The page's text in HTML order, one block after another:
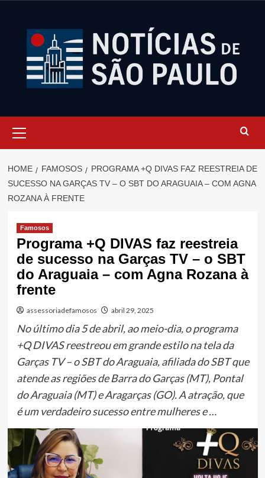
Menu
HOME FAMOSOS
PROGRAMA +Q DIVAS FAZ REESTREIA DE
SUCESSO NA GARÇAS TV – O SBT DO ARAGUAIA – COM AGNA
ROZANA À FRENTE
Famosos
Programa +Q DIVAS faz reestreia
de sucesso na Garças TV – o SBT
do Araguaia – com Agna Rozana à
frente
assessoriadefamosos abril 29, 2025
No último dia 5 de abril, ao meio-dia, o programa
+Q DIVAS reestreou em grande estilo na tela da
Garças TV – o SBT do Araguaia, afiliada do SBT que
atende as regiões de Barra do Garças (MT), Pontal
do Araguaia (MT) e Aragarças (GO). A atração, que
é um verdadeiro sucesso entre mulheres e …